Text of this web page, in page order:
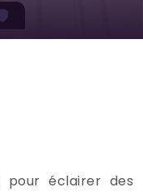
pour éclairer des